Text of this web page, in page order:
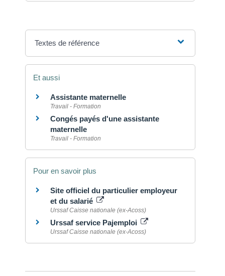
Textes de référence
Et aussi
Assistante maternelle
Travail - Formation
Congés payés d'une assistante
maternelle
Travail - Formation
Pour en savoir plus
Site officiel du particulier employeur
et du salarié
Urssaf Caisse nationale (ex-Acoss)
Urssaf service Pajemploi
Urssaf Caisse nationale (ex-Acoss)